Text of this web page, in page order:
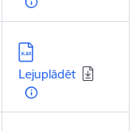
Lejupielādēt:
Lejuplādēt